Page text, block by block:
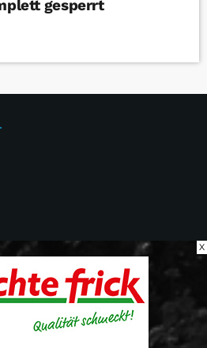
gesperrt
X